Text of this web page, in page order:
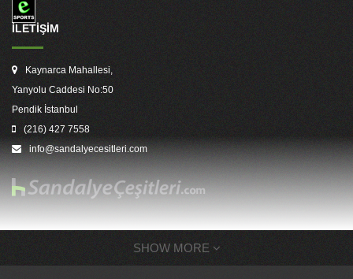
İLETİŞİM
Kaynarca Mahallesi,
Yanyolu Caddesi No:50
Pendik İstanbul
(216) 427 7558
info@sandalyecesitleri.com
SHOW MORE